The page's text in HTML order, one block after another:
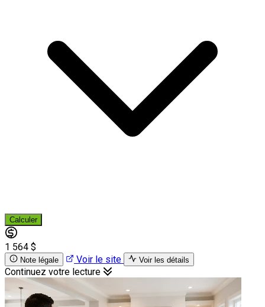
Calculer
1 564 $
Note légale Voir le site Voir les détails
Continuez votre lecture